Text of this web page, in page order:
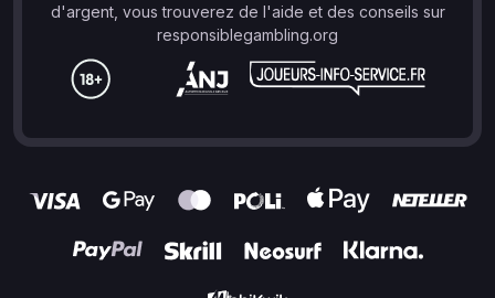
d'argent, vous trouverez de l'aide et des conseils sur
responsiblegambling.org